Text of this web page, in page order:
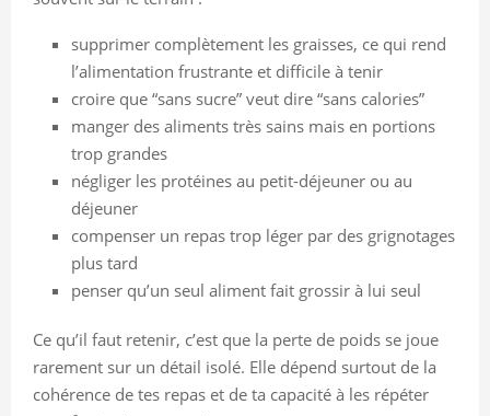
supprimer complètement les graisses, ce qui rend
l’alimentation frustrante et difficile à tenir
croire que “sans sucre” veut dire “sans calories”
manger des aliments très sains mais en portions
trop grandes
négliger les protéines au petit-déjeuner ou au
déjeuner
compenser un repas trop léger par des grignotages
plus tard
penser qu’un seul aliment fait grossir à lui seul
Ce qu’il faut retenir, c’est que la perte de poids se joue
rarement sur un détail isolé. Elle dépend surtout de la
cohérence de tes repas et de ta capacité à les répéter